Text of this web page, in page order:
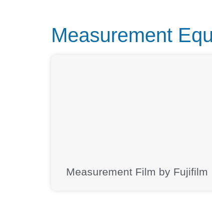
Measurement
Measurement Film by Fujifilm